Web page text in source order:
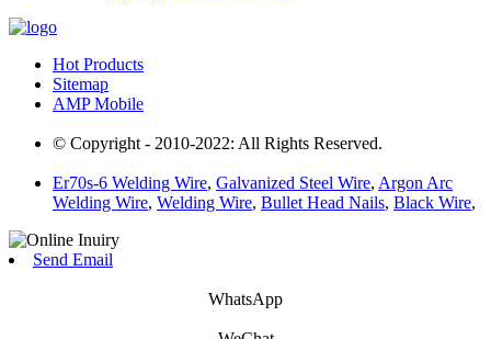
Hot Products
Sitemap
AMP Mobile
© Copyright - 2010-2022: All Rights Reserved.
Er70s-6 Welding Wire, Galvanized Steel Wire, Argon Arc
Welding Wire, Welding Wire, Bullet Head Nails, Black Wire,
Send Email
WhatsApp